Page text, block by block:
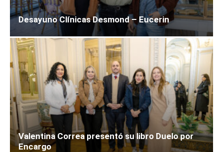
Desayuno Clínicas Desmond – Eucerin
Valentina Correa presentó su libro Duelo por
Encargo